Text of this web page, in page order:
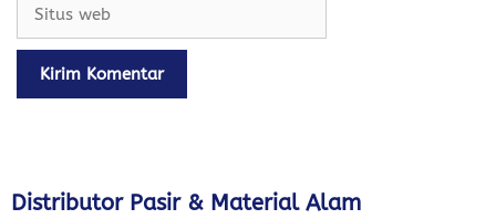
web
Distributor Pasir & Material Alam